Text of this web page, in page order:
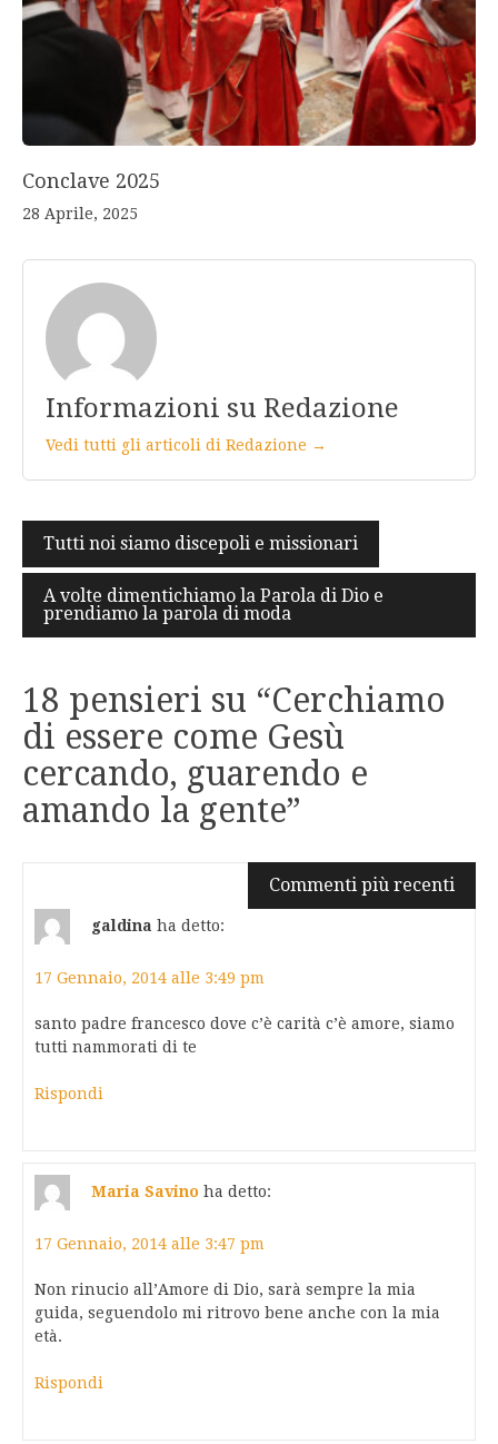
Conclave 2025
28 Aprile, 2025
Informazioni su Redazione
Vedi tutti gli articoli di Redazione →
Navigazione
articoli
Tutti noi siamo discepoli e missionari
A volte dimentichiamo la Parola di Dio e
prendiamo la parola di moda
18 pensieri su “Cerchiamo
di essere come Gesù
cercando, guarendo e
amando la gente”
commenti
Commenti più recenti
galdina ha detto:
17 Gennaio, 2014 alle 3:49 pm
santo padre francesco dove c’è carità c’è amore, siamo
tutti nammorati di te
Rispondi
Maria Savino ha detto:
17 Gennaio, 2014 alle 3:47 pm
Non rinucio all’Amore di Dio, sarà sempre la mia
guida, seguendolo mi ritrovo bene anche con la mia
età.
Rispondi